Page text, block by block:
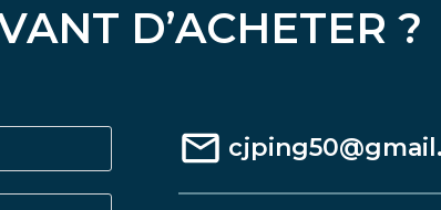
D’ACHETER ?